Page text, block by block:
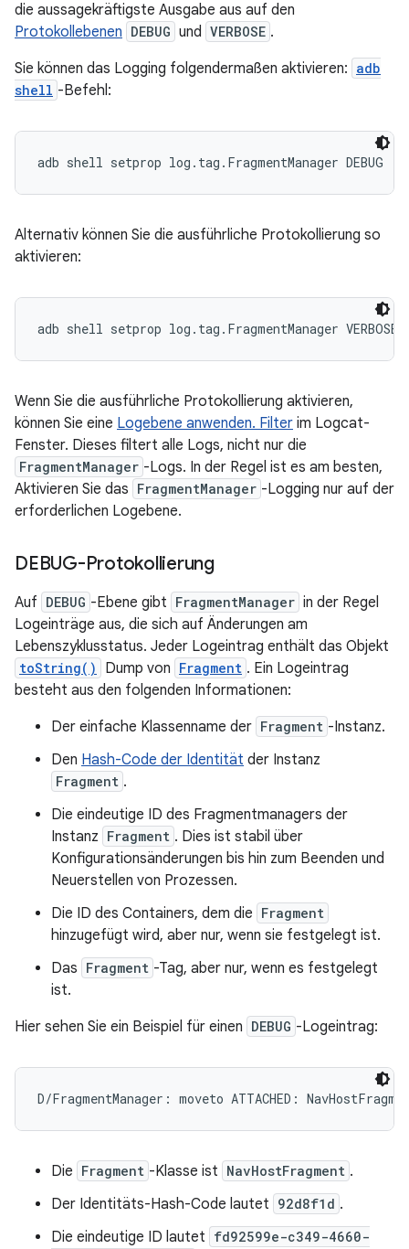
die aussagekräftigste Ausgabe aus auf den
Protokollebenen DEBUG und VERBOSE .
Sie können das Logging folgendermaßen aktivieren: adb
shell -Befehl:
Alternativ können Sie die ausführliche Protokollierung so
aktivieren:
Wenn Sie die ausführliche Protokollierung aktivieren,
können Sie eine Logebene anwenden. Filter im Logcat-
Fenster. Dieses filtert alle Logs, nicht nur die
FragmentManager -Logs. In der Regel ist es am besten,
Aktivieren Sie das FragmentManager -Logging nur auf der
erforderlichen Logebene.
DEBUG-Protokollierung
Auf DEBUG -Ebene gibt FragmentManager in der Regel
Logeinträge aus, die sich auf Änderungen am
Lebenszyklusstatus. Jeder Logeintrag enthält das Objekt
toString() Dump von Fragment . Ein Logeintrag
besteht aus den folgenden Informationen:
Der einfache Klassenname der Fragment -Instanz.
Den Hash-Code der Identität der Instanz
Fragment .
Die eindeutige ID des Fragmentmanagers der
Instanz Fragment . Dies ist stabil über
Konfigurationsänderungen bis hin zum Beenden und
Neuerstellen von Prozessen.
Die ID des Containers, dem die Fragment
hinzugefügt wird, aber nur, wenn sie festgelegt ist.
Das Fragment -Tag, aber nur, wenn es festgelegt
ist.
Hier sehen Sie ein Beispiel für einen DEBUG -Logeintrag:
Die Fragment -Klasse ist NavHostFragment .
Der Identitäts-Hash-Code lautet 92d8f1d .
Die eindeutige ID lautet fd92599e-c349-4660-